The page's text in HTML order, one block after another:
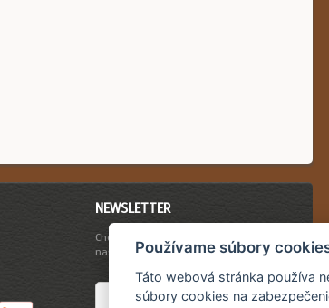
NEWSLETTER
Chcete byť vždy včas informovaný o
našich novinkách a akciovej ponuke?
Používame súbory
Táto webová stránka používa
súbory cookies na